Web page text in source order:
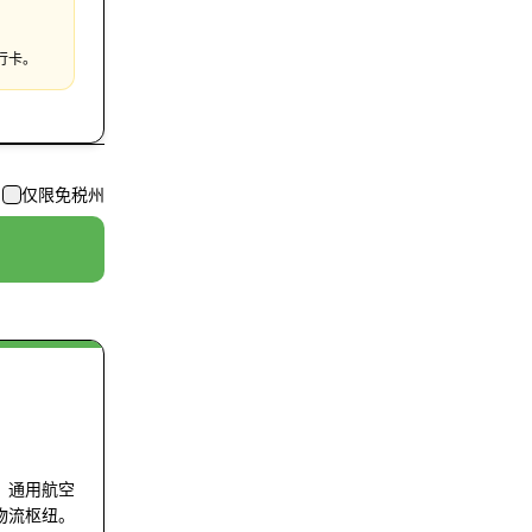
。
仅限免税州
通用航空
枢纽。